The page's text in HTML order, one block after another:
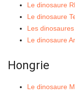
Le dinosaure
Le dinosaure
Les dinosaures
Le dinosaure
Hongrie
Le dinosaure